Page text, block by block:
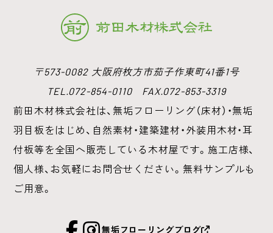
〒573-0082 大阪府枚方市茄子作東町41番1号
TEL.072-854-0110 FAX.072-853-3319
前田木材株式会社は、無垢フローリング（床材）・無垢
羽目板をはじめ、 自然素材・建築建材・外装用木材・耳
付板等を全国へ販売している木材屋です。 施工店様、
個人様、お気軽にお問合せください。無料サンプルも
ご用意。
無垢フローリングブログ